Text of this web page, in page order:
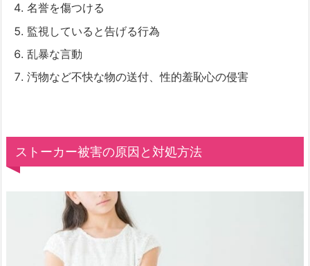
名誉を傷つける
監視していると告げる行為
乱暴な言動
汚物など不快な物の送付、性的羞恥心の侵害
ストーカー被害の原因と対処方法